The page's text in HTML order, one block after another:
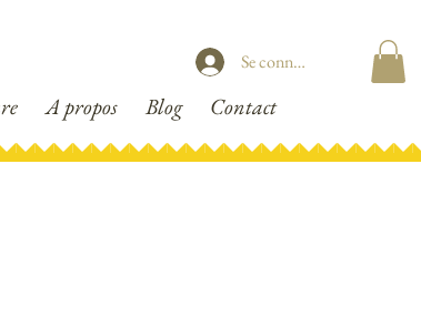
A propos Blog Contact
Se connecter